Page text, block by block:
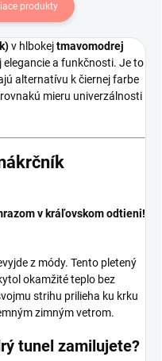
produkty
v hlbokejtmavomodrej
elegancie a funkčnosti. Je to
alternatívu k čiernej farbe
mieru univerzálnosti
v kráľovskom odtieni!
z módy. Tento pletený
okamžité teplo bez
strihu prilieha ku krku
zimným vetrom.
tunel zamilujete?